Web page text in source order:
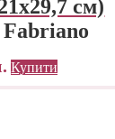
см)
Fabriano
Купити